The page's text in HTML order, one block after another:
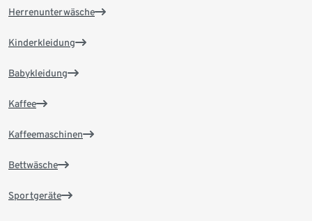
Herrenunterwäsche
Kinderkleidung
Babykleidung
Kaffee
Kaffeemaschinen
Bettwäsche
Sportgeräte